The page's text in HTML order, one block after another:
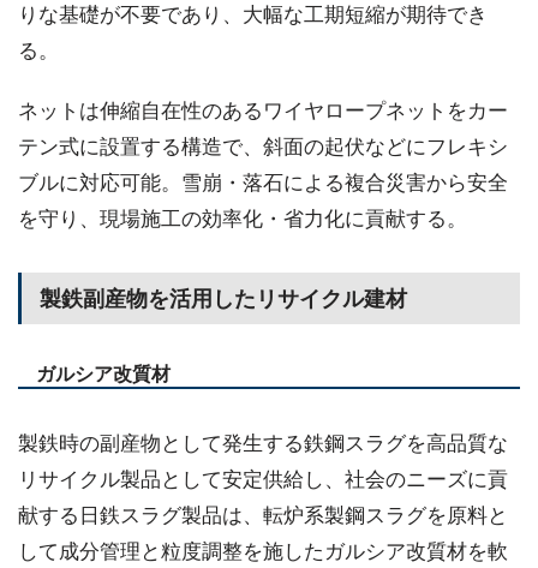
りな基礎が不要であり、大幅な工期短縮が期待でき
る。
ネットは伸縮自在性のあるワイヤロープネットをカー
テン式に設置する構造で、斜面の起伏などにフレキシ
ブルに対応可能。雪崩・落石による複合災害から安全
を守り、現場施工の効率化・省力化に貢献する。
製鉄副産物を活用したリサイクル建材
ガルシア改質材
製鉄時の副産物として発生する鉄鋼スラグを高品質な
リサイクル製品として安定供給し、社会のニーズに貢
献する日鉄スラグ製品は、転炉系製鋼スラグを原料と
して成分管理と粒度調整を施したガルシア改質材を軟